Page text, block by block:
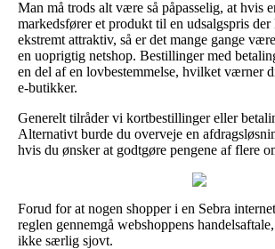
Man må trods alt være så påpasselig, at hvis
markedsfører et produkt til en udsalgspris
ekstremt attraktiv, så er det mange gange
en uoprigtig netshop. Bestillinger med
en del af en lovbestemmelse, hvilket værner
e-butikker.
Generelt tilråder vi kortbestillinger eller
Alternativt burde du overveje en
hvis du ønsker at godtgøre pengene af flere
Forud for at nogen shopper i en Sebra
reglen gennemgå webshoppens
ikke særlig sjovt.